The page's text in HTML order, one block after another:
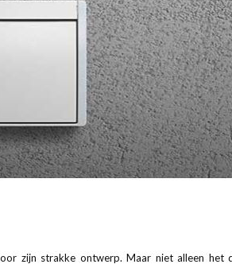
zijn strakke ontwerp. Maar niet alleen het